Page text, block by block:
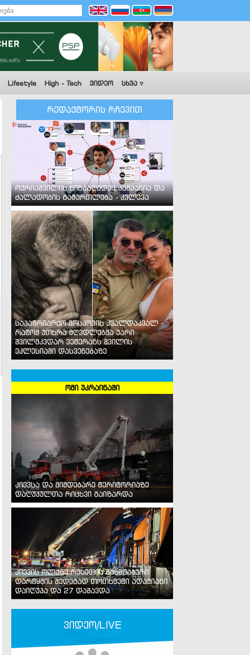
Lifestyle High - Tech ვიდეო სხვა ▿
რედაქტორის რჩევით
ოქრიაშვილის წინააღმდეგ კამპანია და
ძალადობის გამართლება - კვლევა
საპატრიარქო მოსკოვის კვალდაკვალ -
რატომ უთხრა მღვდლებმა უარი
შვილმკვდარ ვეტერანს შვილის
ეკლესიაში დასვენებაზე
ომი უკრაინაში
კიევსა და მიმდებარე ტერიტორიაზე
დაღუპულთა რიცხვი გაიზარდა
კიევის ოლქზე რუსეთის მასშტაბური
დარტყმის შედეგად თოთხმეტი ადამიანი
დაიღუპა და 27 დაშავდა
ვიდეო/LIVE